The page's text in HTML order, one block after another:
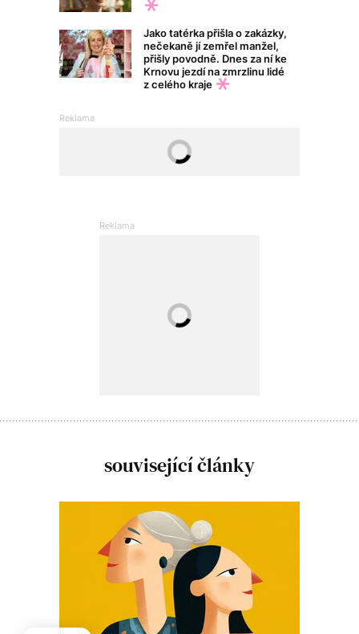
Jako tatérka přišla o zakázky,
nečekaně jí zemřel manžel,
přišly povodně. Dnes za ní ke
Krnovu jezdí na zmrzlinu lidé
z celého kraje
související články